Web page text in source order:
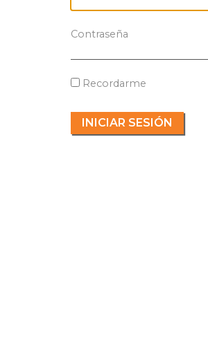
Contraseña
Recordarme